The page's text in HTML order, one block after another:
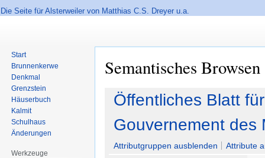
Die Seite für Alsterweiler von Matthias C.S. Dreyer u.a.
Semantisches Browsen
Zur
Navigation
springen
Zur
Suche
springen
Öffentliches Blatt
Gouvernement des
Attributgruppen ausblenden Attribute
Start
Brunnenkerwe
Denkmal
Grenzstein
Häuserbuch
Kalmit
Schulhaus
Änderungen
Werkzeuge